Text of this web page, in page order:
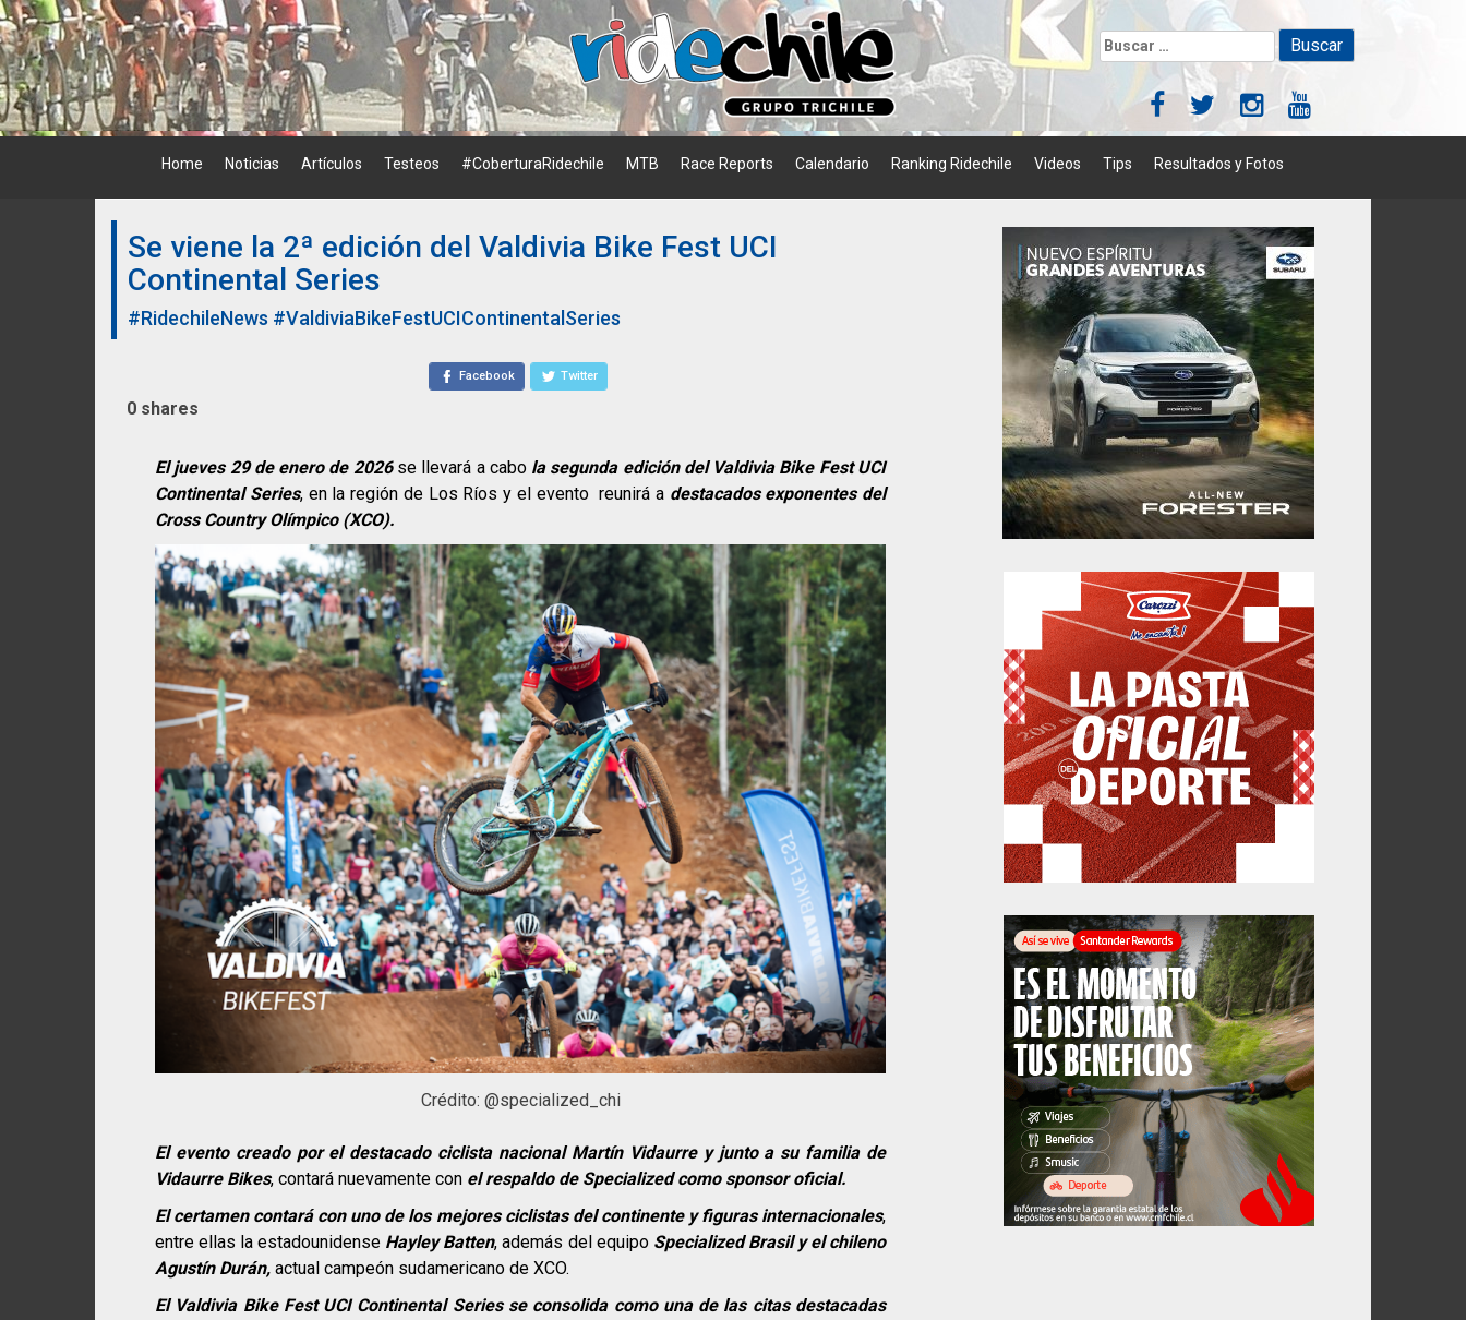
Skip
to
content
Buscar:
Home Noticias Artículos Testeos #CoberturaRidechile MTB Race Reports Calendario Ranking Ridechile Videos Tips Resultados y Fotos
Se viene la 2ª edición del Valdivia Bike Fest UCI
Continental Series
#RidechileNews #ValdiviaBikeFestUCIContinentalSeries
Facebook Twitter
0 shares
El jueves 29 de enero de 2026 se llevará a cabola segunda edición del Valdivia Bike Fest UCI
Continental Series, en la región de Los Ríos y el evento reunirá a destacados exponentes del
Cross Country Olímpico (XCO).
Crédito: @specialized_chi
El evento creado por el destacado ciclista nacional Martín Vidaurre y junto a su familia de
Vidaurre Bikes, contará nuevamente con el respaldo de Specialized como sponsor oficial.
El certamen contará con uno de los mejores ciclistas del continente y figuras internacionales,
entre ellas la estadounidense Hayley Batten, además del equipo Specialized Brasil y el chileno
Agustín Durán, actual campeón sudamericano de XCO.
El Valdivia Bike Fest UCI Continental Series se consolida como una de las citas destacadas